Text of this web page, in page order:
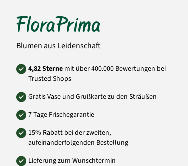
info@floraprima.de
Art.-Nr.: 9428
Blumen aus Leidenschaft
4,82 Sterne mit über 400.000 Bewertungen bei
Trusted Shops
Gratis Vase und Grußkarte zu den Sträußen
7 Tage Frischegarantie
15% Rabatt bei der zweiten,
aufeinanderfolgenden Bestellung
Lieferung zum Wunschtermin